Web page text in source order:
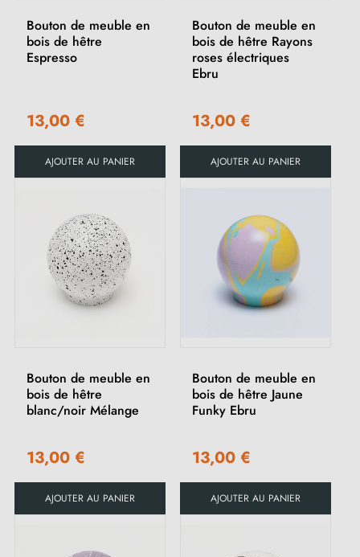
Bouton de meuble en
bois de hêtre
Espresso
13,00 €
AJOUTER AU PANIER
Bouton de meuble en
bois de hêtre Rayons
roses électriques
Ebru
13,00 €
AJOUTER AU PANIER
Bouton de meuble en
bois de hêtre
blanc/noir Mélange
13,00 €
AJOUTER AU PANIER
Bouton de meuble en
bois de hêtre Jaune
Funky Ebru
13,00 €
AJOUTER AU PANIER